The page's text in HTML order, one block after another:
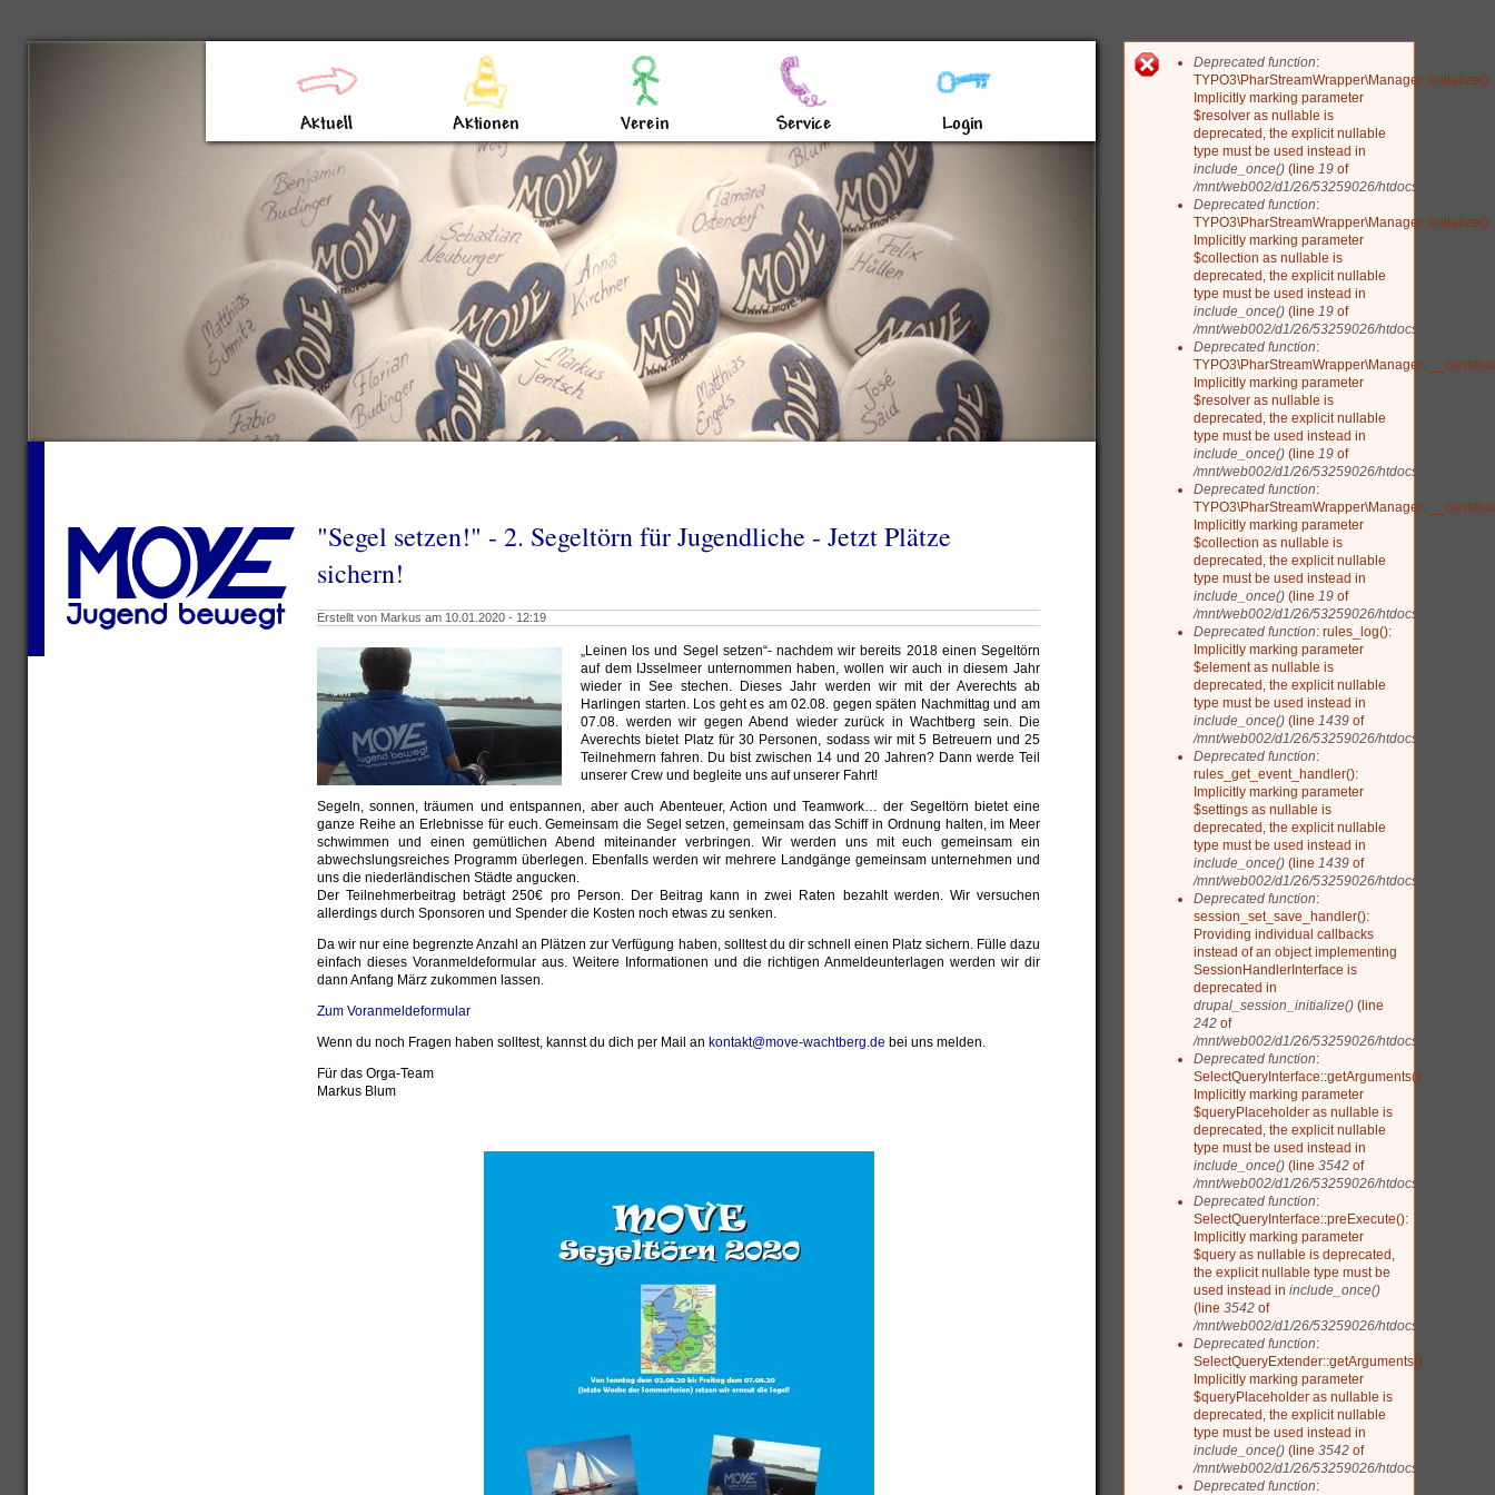
Direkt zum Inhalt
Fehlermeldung
Deprecated function:
TYPO3\PharStreamWrapper\Manager::initialize():
Implicitly marking parameter
$resolver as nullable is
deprecated, the explicit nullable
type must be used instead in
include_once() (line 19 of
/mnt/web002/d1/26/53259026/htdocs/drupal/
Deprecated function:
TYPO3\PharStreamWrapper\Manager::initialize():
Implicitly marking parameter
$collection as nullable is
deprecated, the explicit nullable
type must be used instead in
include_once() (line 19 of
/mnt/web002/d1/26/53259026/htdocs/drupal/
Deprecated function:
Implicitly marking parameter
$resolver as nullable is
deprecated, the explicit nullable
type must be used instead in
include_once() (line 19 of
/mnt/web002/d1/26/53259026/htdocs/drupal/
Deprecated function:
Implicitly marking parameter
$collection as nullable is
deprecated, the explicit nullable
type must be used instead in
include_once() (line 19 of
/mnt/web002/d1/26/53259026/htdocs/drupal/
Deprecated function: rules_log():
Implicitly marking parameter
$element as nullable is
deprecated, the explicit nullable
type must be used instead in
include_once() (line 1439 of
/mnt/web002/d1/26/53259026/htdocs/drupal/
Deprecated function:
rules_get_event_handler():
Implicitly marking parameter
$settings as nullable is
deprecated, the explicit nullable
type must be used instead in
include_once() (line 1439 of
/mnt/web002/d1/26/53259026/htdocs/drupal/
Deprecated function:
session_set_save_handler():
Providing individual callbacks
instead of an object implementing
SessionHandlerInterface is
deprecated in
drupal_session_initialize() (line
242 of
/mnt/web002/d1/26/53259026/htdocs/drupal/
Deprecated function:
SelectQueryInterface::getArguments():
Implicitly marking parameter
$queryPlaceholder as nullable is
deprecated, the explicit nullable
type must be used instead in
include_once() (line 3542 of
/mnt/web002/d1/26/53259026/htdocs/drupal/
Deprecated function:
SelectQueryInterface::preExecute():
Implicitly marking parameter
$query as nullable is deprecated,
the explicit nullable type must be
used instead in include_once()
(line 3542 of
/mnt/web002/d1/26/53259026/htdocs/drupal/
Deprecated function:
SelectQueryExtender::getArguments():
Implicitly marking parameter
$queryPlaceholder as nullable is
deprecated, the explicit nullable
type must be used instead in
include_once() (line 3542 of
/mnt/web002/d1/26/53259026/htdocs/drupal/
Deprecated function:
"Segel setzen!" - 2. Segeltörn für Jugendliche - Jetzt Plätze
sichern!
Erstellt von Markus am 10.01.2020 - 12:19
„Leinen los und Segel setzen“- nachdem wir bereits 2018 einen Segeltörn
auf dem IJsselmeer unternommen haben, wollen wir auch in diesem Jahr
wieder in See stechen. Dieses Jahr werden wir mit der Averechts ab
Harlingen starten. Los geht es am 02.08. gegen späten Nachmittag und am
07.08. werden wir gegen Abend wieder zurück in Wachtberg sein. Die
Averechts bietet Platz für 30 Personen, sodass wir mit 5 Betreuern und 25
Teilnehmern fahren. Du bist zwischen 14 und 20 Jahren? Dann werde Teil
unserer Crew und begleite uns auf unserer Fahrt!
Segeln, sonnen, träumen und entspannen, aber auch Abenteuer, Action und Teamwork… der Segeltörn bietet eine
ganze Reihe an Erlebnisse für euch. Gemeinsam die Segel setzen, gemeinsam das Schiff in Ordnung halten, im Meer
schwimmen und einen gemütlichen Abend miteinander verbringen. Wir werden uns mit euch gemeinsam ein
abwechslungsreiches Programm überlegen. Ebenfalls werden wir mehrere Landgänge gemeinsam unternehmen und
uns die niederländischen Städte angucken.
Der Teilnehmerbeitrag beträgt 250€ pro Person. Der Beitrag kann in zwei Raten bezahlt werden. Wir versuchen
allerdings durch Sponsoren und Spender die Kosten noch etwas zu senken.
Da wir nur eine begrenzte Anzahl an Plätzen zur Verfügung haben, solltest du dir schnell einen Platz sichern. Fülle dazu
einfach dieses Voranmeldeformular aus. Weitere Informationen und die richtigen Anmeldeunterlagen werden wir dir
dann Anfang März zukommen lassen.
Zum Voranmeldeformular
Wenn du noch Fragen haben solltest, kannst du dich per Mail an kontakt@move-wachtberg.de bei uns melden.
Für das Orga-Team
Markus Blum